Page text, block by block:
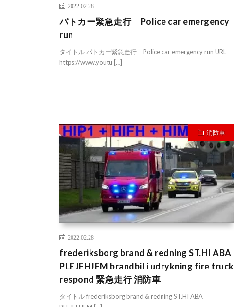
2022.02.28
パトカー緊急走行 Police car emergency
run
タイトル パトカー緊急走行 Police car emergency run URL
https://www.youtu […]
消防車
2022.02.28
frederiksborg brand & redning ST.HI ABA
PLEJEHJEM brandbil i udrykning fire truck
respond 緊急走行 消防車
タイトル frederiksborg brand & redning ST.HI ABA